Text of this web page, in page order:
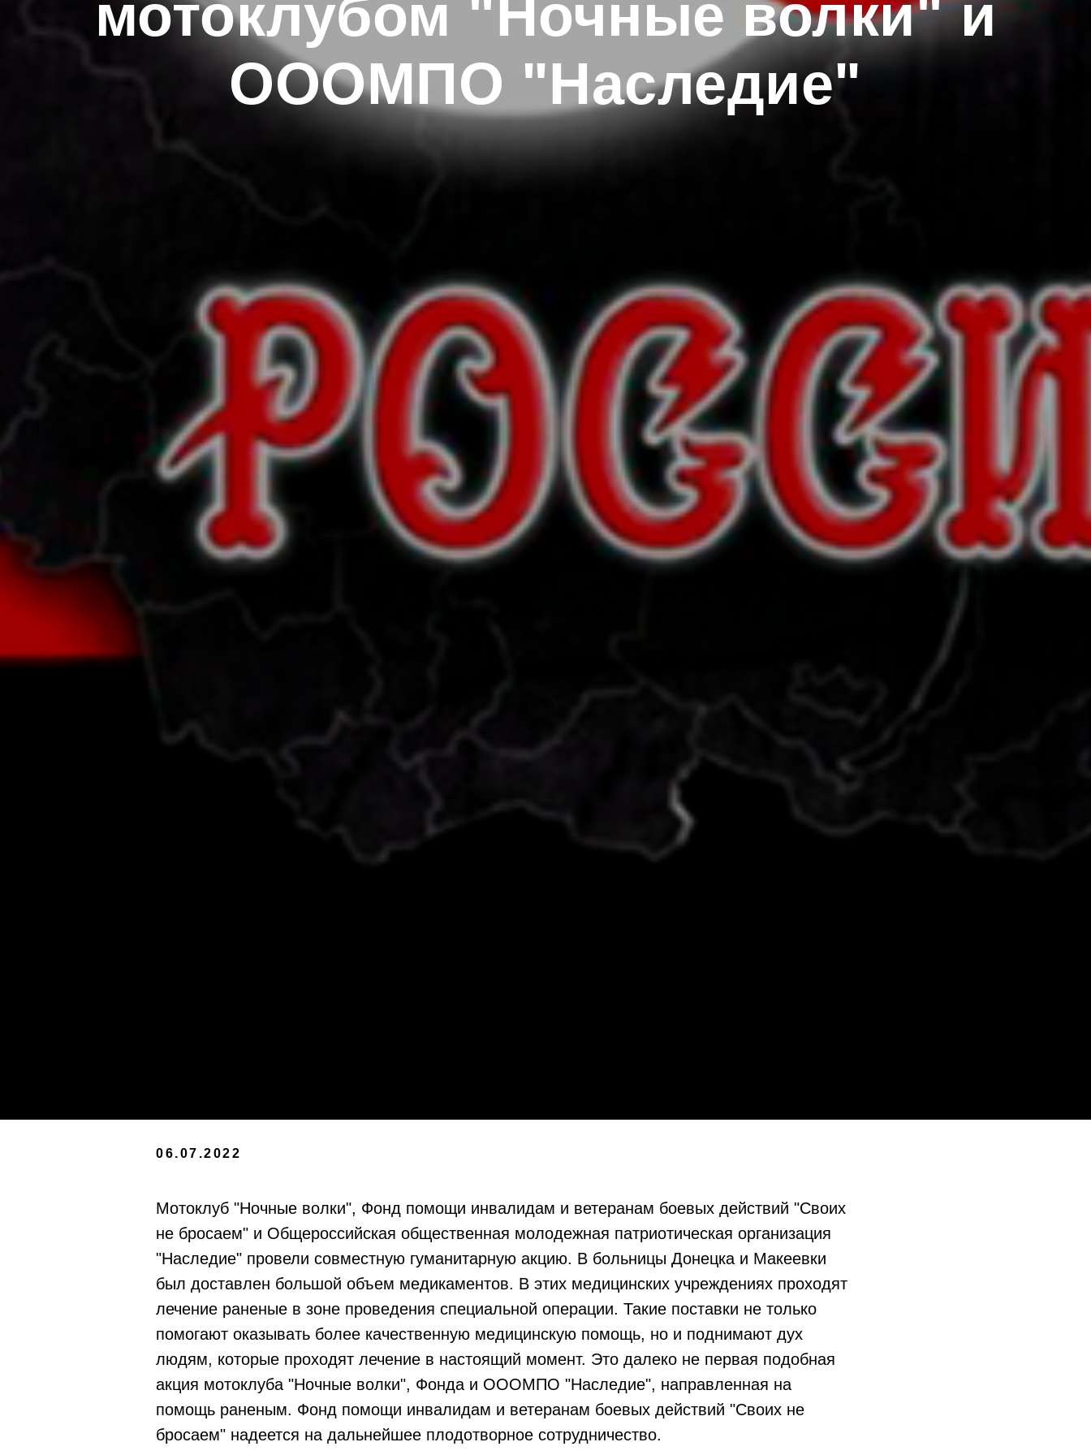
мотоклубом "Ночные волки" и
ОООМПО "Наследие"
06.07.2022
Мотоклуб "Ночные волки", Фонд помощи инвалидам и ветеранам боевых действий "Своих
не бросаем" и Общероссийская общественная молодежная патриотическая организация
"Наследие" провели совместную гуманитарную акцию. В больницы Донецка и Макеевки
был доставлен большой объем медикаментов. В этих медицинских учреждениях проходят
лечение раненые в зоне проведения специальной операции. Такие поставки не только
помогают оказывать более качественную медицинскую помощь, но и поднимают дух
людям, которые проходят лечение в настоящий момент. Это далеко не первая подобная
акция мотоклуба "Ночные волки", Фонда и ОООМПО "Наследие", направленная на
помощь раненым. Фонд помощи инвалидам и ветеранам боевых действий "Своих не
бросаем" надеется на дальнейшее плодотворное сотрудничество.